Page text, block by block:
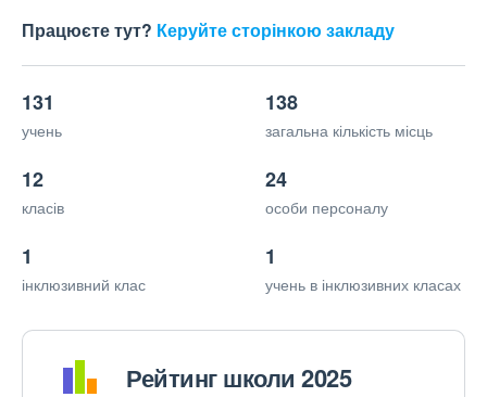
Працюєте тут? Керуйте сторінкою закладу
131
учень
138
загальна кількість місць
12
класів
24
особи персоналу
1
інклюзивний клас
1
учень в інклюзивних класах
Рейтинг школи 2025